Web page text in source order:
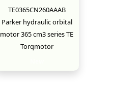
TE0365CN260AAAB
Parker hydraulic orbital
motor 365 cm3 series TE
Torqmotor